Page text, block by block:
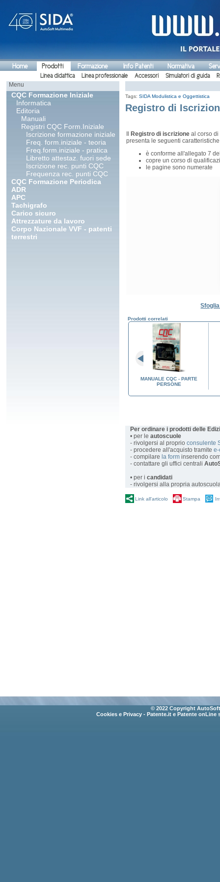
Home Prodotti Formazione Info Patenti Normativa
Linea didattica Linea professionale Accessori Simulatori di guida
Menu
CQC Formazione Iniziale
Informatica
Editoria
Manuali
Registri CQC Form.Iniziale
Iscrizione formazione iniziale
Freq. form.iniziale - teoria
Freq.form.iniziale - pratica
Libretto attestaz. fuori sede
Iscrizione rec. punti CQC
Frequenza rec. punti CQC
CQC Formazione Periodica
ADR
APC
Tachigrafo
Carico sicuro
Attrezzature da lavoro
Corpo Nazionale VVF - patenti
terrestri
Tags: SIDA Modulistica e Oggettistica
Registro di
Registro di iscrizione al corso di
presenta le seguenti
è conforme all'allegato 7
copre un corso di
le pagine sono numerate
Prodotti correlati
MANUALE CQC - PARTE
PERSONE
Per ordinare i prodotti delle
• per le autoscuole
- rivolgersi al proprio consulente
- procedere all'acquisto tramite e-
- compilare la form inserendo
- contattare gli uffici centrali
• per i candidati
- rivolgersi alla propria
Link all'articolo Stampa
© 2022 Copyright
Cookies e Privacy - Patente.it e Patente onLine